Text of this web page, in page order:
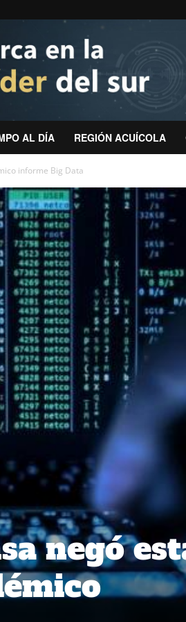
AL DÍA REGIÓN ACUÍCOLA
informe Big Data
negó